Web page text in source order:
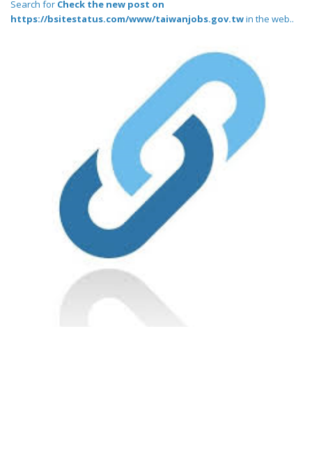
Search for Check the new post on
https://bsitestatus.com/www/taiwanjobs.gov.twin the web..